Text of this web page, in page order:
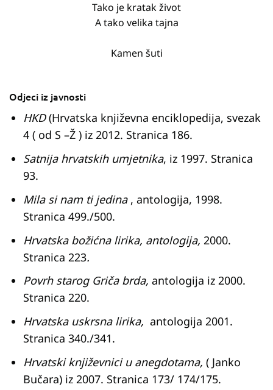
Tako je kratak život
A tako velika tajna
Kamen šuti
Odjeci iz javnosti
HKD(Hrvatska književna enciklopedija, svezak
4 ( od S –Ž ) iz 2012. Stranica 186.
Satnija hrvatskih umjetnika, iz 1997. Stranica
93.
Mila si nam ti jedina , antologija, 1998.
Stranica 499./500.
Hrvatska božićna lirika, antologija, 2000.
Stranica 223.
Povrh starog Griča brda,antologija iz 2000.
Stranica 220.
Hrvatska uskrsna lirika,antologija 2001.
Stranica 340./341.
Hrvatski književnici u anegdotama, ( Janko
Bučara) iz 2007. Stranica 173/ 174/175.